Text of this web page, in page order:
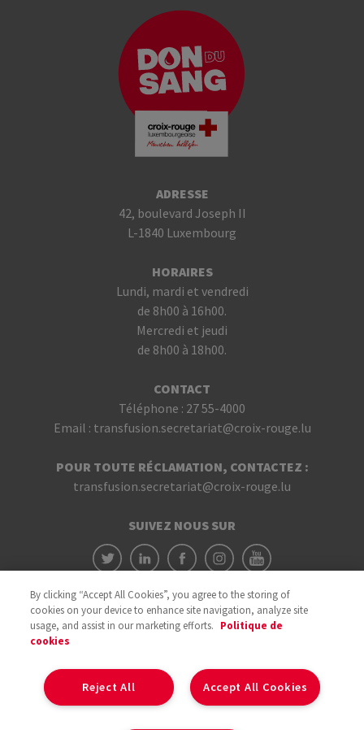
ADRESSE
42, boulevard Joseph II
L-1840 Luxembourg
HORAIRES
Lundi, mardi et vendredi
de 8h00 à 16h00.
Mercredi et jeudi
de 8h00 à 18h00.
CONTACT
Téléphone : 27 55-4000
Email : transfusion.secretariat@croix-rouge.lu
POUR TOUTE RÉCLAMATION, CONTACTEZ :
transfusion.secretariat@croix-rouge.lu
SUIVEZ NOUS SUR
By clicking “Accept All Cookies”, you agree to the storing of
cookies on your device to enhance site navigation, analyze site
usage, and assist in our marketing efforts. Politique de
cookies
Accept All Cookies
Reject All